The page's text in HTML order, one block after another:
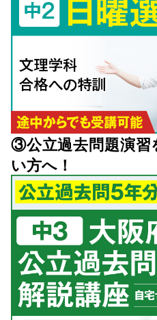
③公立過去問題演習
い方へ！